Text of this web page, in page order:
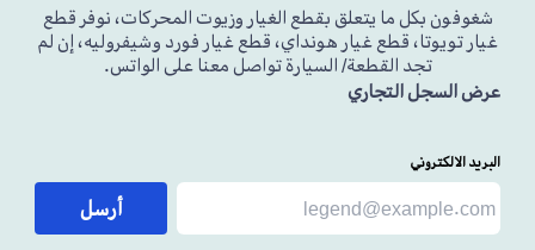
شغوفون بكل ما يتعلق بقطع الغيار وزيوت المحركات، نوفر قطع
غيار تويوتا، قطع غيار هونداي، قطع غيار فورد وشيفروليه، إن لم
تجد القطعة/ السيارة تواصل معنا على الواتس.
عرض السجل التجاري
البريد الالكتروني
أرسل